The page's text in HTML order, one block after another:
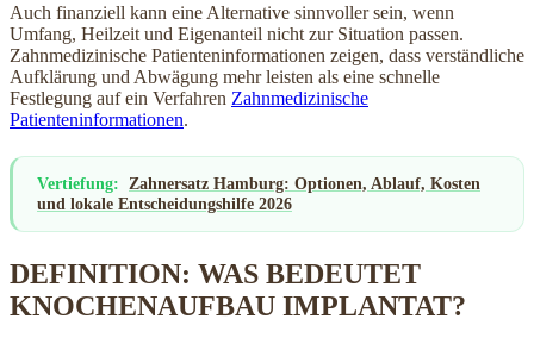
Auch finanziell kann eine Alternative sinnvoller sein, wenn
Umfang, Heilzeit und Eigenanteil nicht zur Situation passen.
Zahnmedizinische Patienteninformationen zeigen, dass verständliche
Aufklärung und Abwägung mehr leisten als eine schnelle
Festlegung auf ein Verfahren Zahnmedizinische
Patienteninformationen.
Vertiefung:
Zahnersatz Hamburg: Optionen, Ablauf, Kosten
und lokale Entscheidungshilfe 2026
DEFINITION: WAS BEDEUTET
KNOCHENAUFBAU IMPLANTAT?